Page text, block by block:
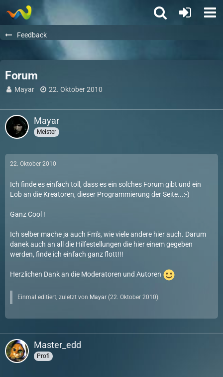
Feedback
Forum
Mayar 22. Oktober 2010
Mayar
Meister
22. Oktober 2010
Ich finde es einfach toll, dass es ein solches Forum gibt und ein
Lob an die Kreatoren, dieser Programmierung der Seite...:-)
Ganz Cool !
Ich selber mache ja auch Fm's, wie viele andere hier auch. Darum
danek auch an all die Hilfestellungen die hier einem gegeben
werden, finde ich einfach ganz flott!!!
Herzlichen Dank an die Moderatoren und Autoren
Einmal editiert, zuletzt von Mayar (22. Oktober 2010)
Master_edd
Profi